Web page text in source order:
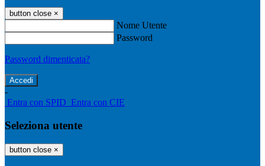
button close ×
Nome Utente
Password
Password dimenticata?
-
Entra con SPID Entra con CIE
Seleziona utente
button close ×